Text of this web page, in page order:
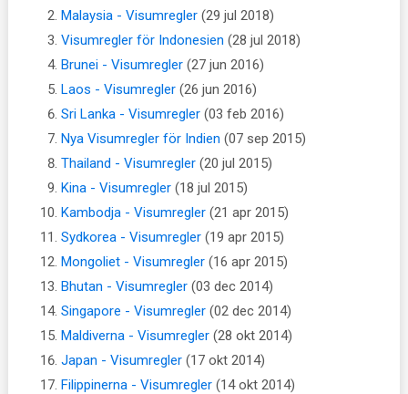
Malaysia - Visumregler (29 jul 2018)
Visumregler för Indonesien (28 jul 2018)
Brunei - Visumregler (27 jun 2016)
Laos - Visumregler (26 jun 2016)
Sri Lanka - Visumregler (03 feb 2016)
Nya Visumregler för Indien (07 sep 2015)
Thailand - Visumregler (20 jul 2015)
Kina - Visumregler (18 jul 2015)
Kambodja - Visumregler (21 apr 2015)
Sydkorea - Visumregler (19 apr 2015)
Mongoliet - Visumregler (16 apr 2015)
Bhutan - Visumregler (03 dec 2014)
Singapore - Visumregler (02 dec 2014)
Maldiverna - Visumregler (28 okt 2014)
Japan - Visumregler (17 okt 2014)
Filippinerna - Visumregler (14 okt 2014)